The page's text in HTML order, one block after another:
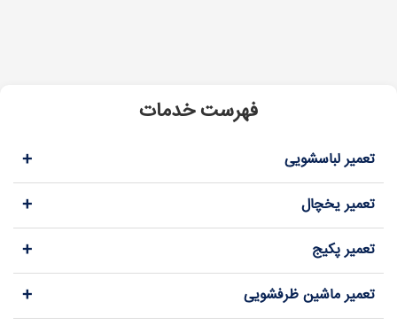
فهرست خدمات
تعمیر لباسشویی +
تعمیر یخچال +
تعمیر پکیج +
تعمیر ماشین ظرفشویی +